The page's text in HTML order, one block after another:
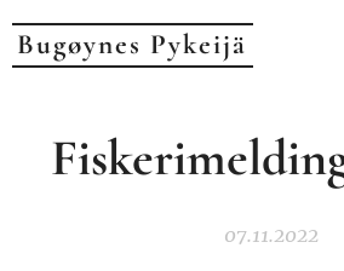
Bugøynes Pykeijä
07.11.2022